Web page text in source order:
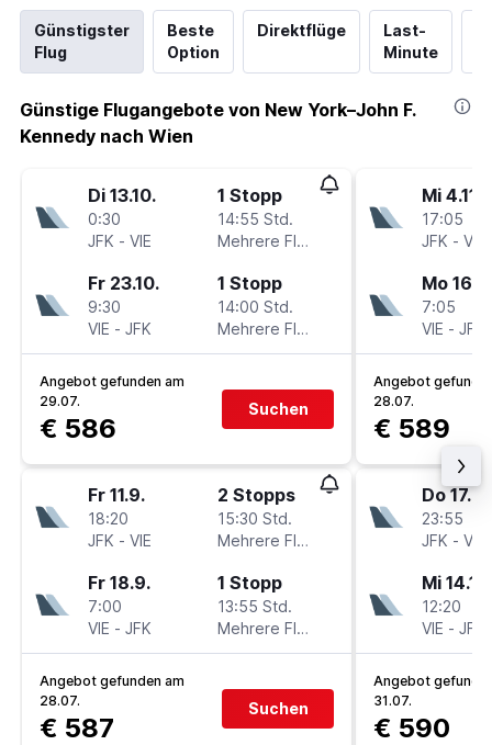
Günstigster
Flug
Beste
Option
Direktflüge
Last-
Minute
Günstige Flugangebote von New York–John F.
Kennedy nach Wien
Di 13.10.
0:30
JFK - VIE
1 Stopp
14:55 Std.
Mehrere Fluglinien
Fr 23.10.
9:30
VIE - JFK
1 Stopp
14:00 Std.
Mehrere Fluglinien
Angebot gefunden am
29.07.
€ 586
Suchen
Fr 11.9.
18:20
JFK - VIE
2 Stopps
15:30 Std.
Mehrere Fluglinien
Fr 18.9.
7:00
VIE - JFK
1 Stopp
13:55 Std.
Mehrere Fluglinien
Angebot gefunden am
28.07.
€ 587
Suchen
Mi 4.11.
17:05
JFK - VIE
Mo
7:05
VIE - JFK
Angebot
28.07.
€ 589
Do 17.9.
23:55
JFK - VIE
Mi 14.10.
12:20
VIE - JFK
Angebot
31.07.
€ 590